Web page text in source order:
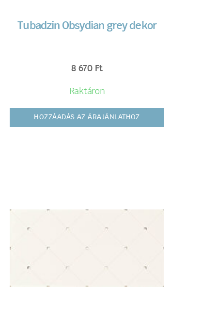
Tubadzin Obsydian grey dekor
8 670 Ft
Raktáron
HOZZÁADÁS AZ ÁRAJÁNLATHOZ